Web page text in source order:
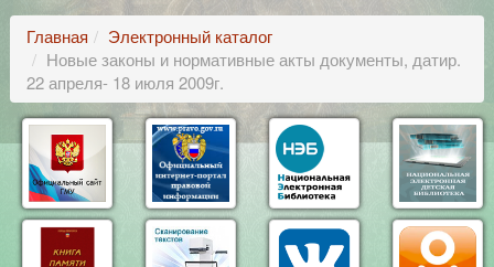
Главная
Электронный каталог
Новые законы и нормативные акты документы, датир.
22 апреля- 18 июля 2009г.